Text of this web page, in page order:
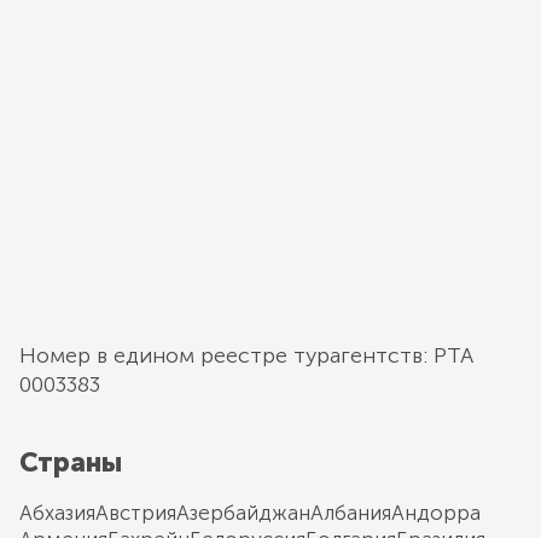
Номер в едином реестре турагентств: РТА
0003383
Страны
АбхазияАвстрияАзербайджанАлбанияАндорра